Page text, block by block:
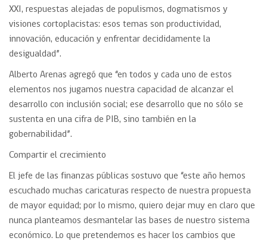
XXI, respuestas alejadas de populismos, dogmatismos y
visiones cortoplacistas: esos temas son productividad,
innovación, educación y enfrentar decididamente la
desigualdad”.
Alberto Arenas agregó que “en todos y cada uno de estos
elementos nos jugamos nuestra capacidad de alcanzar el
desarrollo con inclusión social; ese desarrollo que no sólo se
sustenta en una cifra de PIB, sino también en la
gobernabilidad”.
Compartir el crecimiento
El jefe de las finanzas públicas sostuvo que “este año hemos
escuchado muchas caricaturas respecto de nuestra propuesta
de mayor equidad; por lo mismo, quiero dejar muy en claro que
nunca planteamos desmantelar las bases de nuestro sistema
económico. Lo que pretendemos es hacer los cambios que